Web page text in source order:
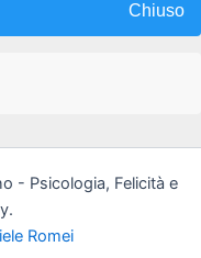
Chiuso
- Psicologia, Felicità e
Romei